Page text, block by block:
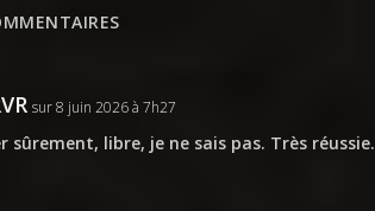
sur 8 juin 2026 à 7h27
sûrement, libre, je ne sais pas. Très réussie.